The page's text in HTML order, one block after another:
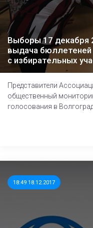
Выборы 17 декабря
выдача
с избирательных
Представители
общественный
голосования в
18:49 18.12.2017